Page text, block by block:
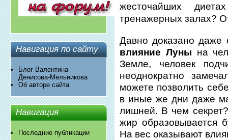
Навигация по сайту
Блог Валентина
Денисова-Мельникова
Об авторе сайта
Навигация
Последние публикации
жесточайших
тренажерных залах?
Давно доказано даже
влияние Луны на
Земле, человек
неоднократно
можете позволить
в иные же дни даже
лишней. В чем
жир образовывается
На вес оказывают